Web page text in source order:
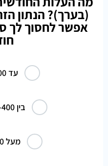
(בערך)? הנתון
אפשר לחסוך לך
עד 200 ₪
בין 200-400 ₪
מעל 400 ₪